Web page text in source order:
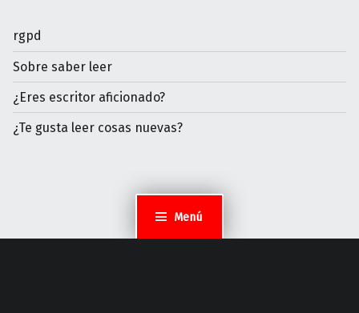
Menú
rgpd
Sobre saber leer
¿Eres escritor aficionado?
¿Te gusta leer cosas nuevas?